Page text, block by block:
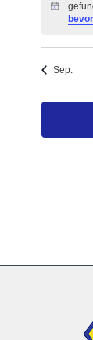
Hinweis
Sep.